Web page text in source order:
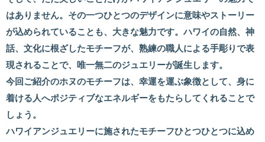
はありません。その一つひとつのデザインに意味やストーリー
が込められていることも、大きな魅力です。ハワイの自然、神
話、文化に根ざしたモチーフが、熟練の職人による手彫りで表
現されることで、唯一無二のジュエリーが誕生します。
今回ご紹介のホヌのモチーフは、幸運を運ぶ象徴として、身に
着ける人へポジティブなエネルギーをもたらしてくれることで
しょう。
ハワイアンジュエリーに施されたモチーフひとつひとつに込め